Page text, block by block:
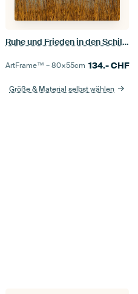
Ruhe und Frieden in den Schilfgebieten
ArtFrame™ –80×55cm 134.-CHF
Größe & Material selbst wählen